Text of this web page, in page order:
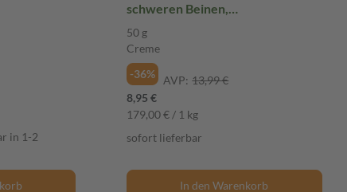
in 1-2
schweren Beinen,
Venenschwäche & Krampfadern
50 g Creme
50 g
Creme
-36%
AVP: 13,99 €
8,95 €
179,00 € / 1 kg
sofort lieferbar
In den Warenkorb